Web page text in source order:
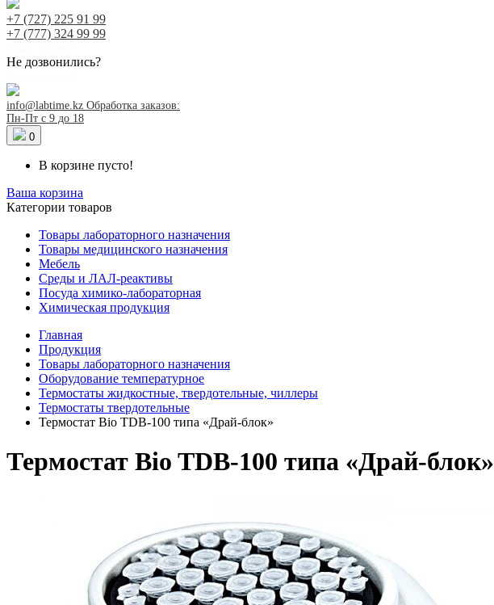
+7 (727) 225 91 99
+7 (777) 324 99 99
Не дозвонились?
info@labtime.kz Обработка заказов:
Пн-Пт с 9 до 18
0
В корзине пусто!
Ваша корзина
Категории товаров
Товары лабораторного назначения
Товары медицинского назначения
Мебель
Среды и ЛАЛ-реактивы
Посуда химико-лабораторная
Химическая продукция
Главная
Продукция
Товары лабораторного назначения
Оборудование температурное
Термостаты жидкостные, твердотельные, чиллеры
Термостаты твердотельные
Термостат Bio TDB-100 типа «Драй-блок»
Термостат Bio TDB-100 типа «Драй-блок»